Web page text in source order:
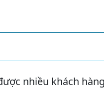
nhiều khách